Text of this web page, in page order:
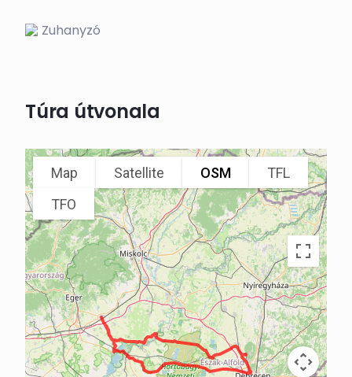
Zuhanyzó
Túra útvonala
Map Satellite OSM
TFL
TFO